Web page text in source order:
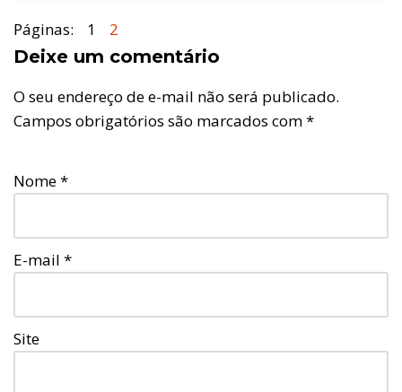
Páginas: 1 2
Deixe um comentário
O seu endereço de e-mail não será publicado.
Campos obrigatórios são marcados com*
Nome*
E-mail *
Site